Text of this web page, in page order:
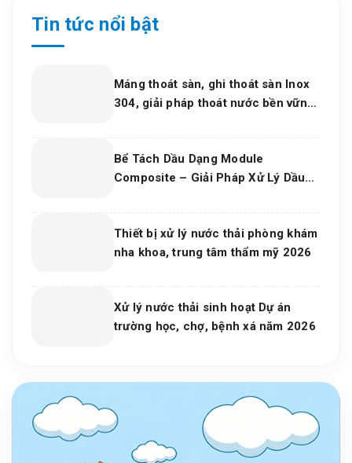
Tin tức nổi bật
Máng thoát sàn, ghi thoát sàn Inox
304, giải pháp thoát nước bền vững
Bể Tách Dầu Dạng Module
Composite – Giải Pháp Xử Lý Dầu
Thiết bị xử lý nước thải phòng khám
nha khoa, trung tâm thẩm mỹ 2026
Xử lý nước thải sinh hoạt Dự án
trường học, chợ, bệnh xá năm 2026